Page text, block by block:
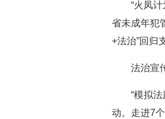
“火凤
省未成年犯
+法治”回归
法治宣
“模拟
动。走进7